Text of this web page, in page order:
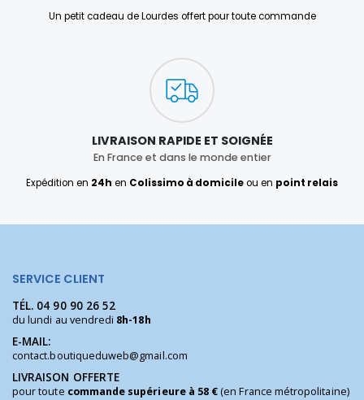
Un petit cadeau de Lourdes offert pour toute commande
LIVRAISON RAPIDE ET SOIGNÉE
En France et dans le monde entier
Expédition en 24h en Colissimo à domicileou en point relais
SERVICE CLIENT
TÉL. 04 90 90 26 52
du lundi au vendredi 8h-18h
E-MAIL:
contact.boutiqueduweb@gmail.com
LIVRAISON OFFERTE
pour toute commande supérieure à 58 €(en France métropolitaine)